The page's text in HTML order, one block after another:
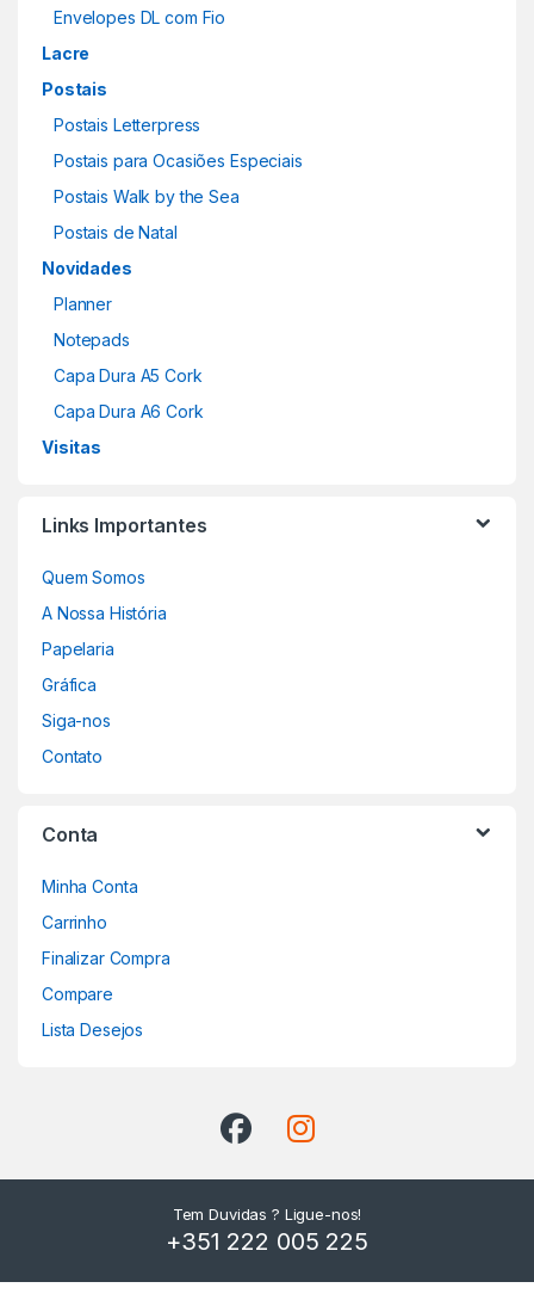
Envelopes DL com Fio
Lacre
Postais
Postais Letterpress
Postais para Ocasiões Especiais
Postais Walk by the Sea
Postais de Natal
Novidades
Planner
Notepads
Capa Dura A5 Cork
Capa Dura A6 Cork
Visitas
Links Importantes
Quem Somos
A Nossa História
Papelaria
Gráfica
Siga-nos
Contato
Conta
Minha Conta
Carrinho
Finalizar Compra
Compare
Lista Desejos
Tem Duvidas ? Ligue-nos!
+351 222 005 225